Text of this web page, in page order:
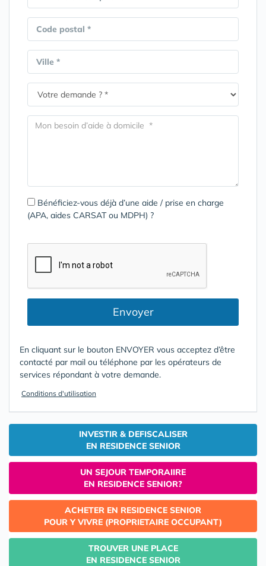
Code postal *
Ville *
Bénéficiez-vous déjà d’une aide / prise en charge
(APA, aides CARSAT ou MDPH) ?
Envoyer
En cliquant sur le bouton ENVOYER vous acceptez d’être
contacté par mail ou téléphone par les opérateurs de
services répondant à votre demande.
Conditions d'utilisation
INVESTIR & DEFISCALISER
EN RESIDENCE SENIOR
UN SEJOUR TEMPORAIIRE
EN RESIDENCE SENIOR?
ACHETER EN RESIDENCE SENIOR
POUR Y VIVRE (PROPRIETAIRE OCCUPANT)
TROUVER UNE PLACE
EN RESIDENCE SENIOR